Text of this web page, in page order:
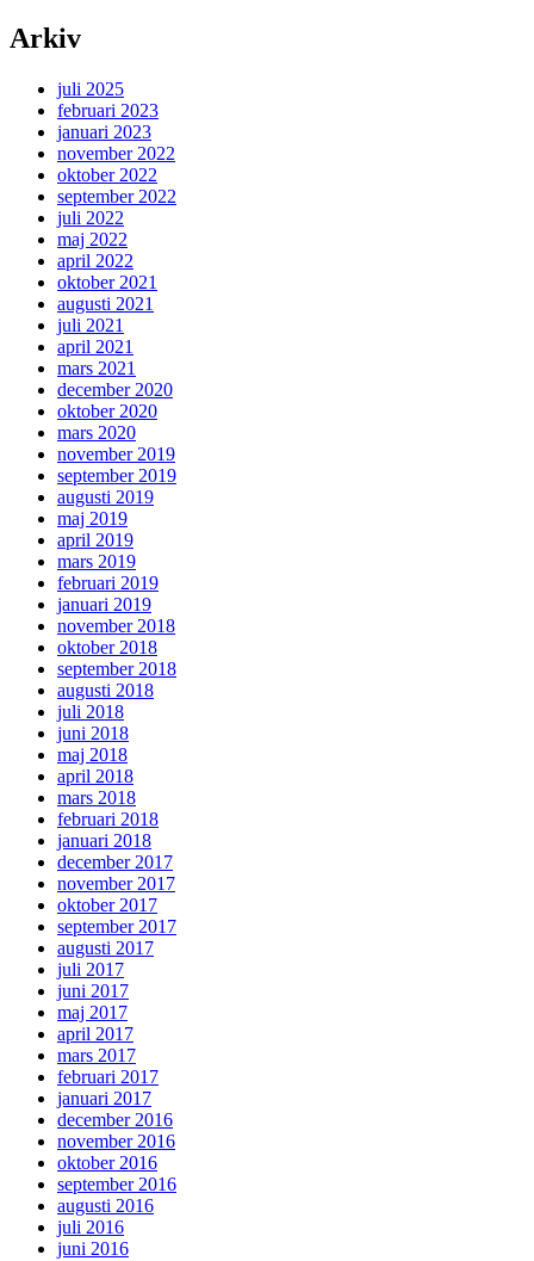
Arkiv
juli 2025
februari 2023
januari 2023
november 2022
oktober 2022
september 2022
juli 2022
maj 2022
april 2022
oktober 2021
augusti 2021
juli 2021
april 2021
mars 2021
december 2020
oktober 2020
mars 2020
november 2019
september 2019
augusti 2019
maj 2019
april 2019
mars 2019
februari 2019
januari 2019
november 2018
oktober 2018
september 2018
augusti 2018
juli 2018
juni 2018
maj 2018
april 2018
mars 2018
februari 2018
januari 2018
december 2017
november 2017
oktober 2017
september 2017
augusti 2017
juli 2017
juni 2017
maj 2017
april 2017
mars 2017
februari 2017
januari 2017
december 2016
november 2016
oktober 2016
september 2016
augusti 2016
juli 2016
juni 2016